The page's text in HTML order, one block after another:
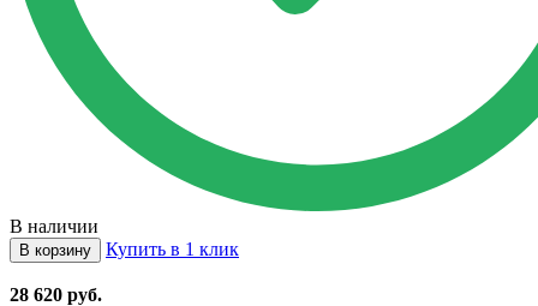
В наличии
В корзину Купить в 1 клик
28 620 руб.